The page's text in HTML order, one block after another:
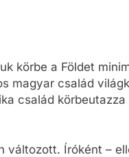
körbe a Földet
magyar család
család
változott. Íróként –